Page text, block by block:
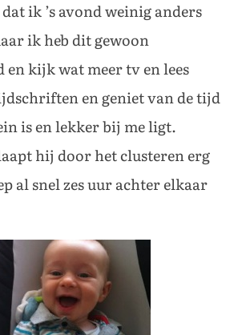
ik ’s avond weinig anders
ik heb dit gewoon
en kijk wat meer tv en lees
en geniet van de tijd
is en lekker bij me ligt.
hij door het clusteren erg
al snel zes uur achter elkaar